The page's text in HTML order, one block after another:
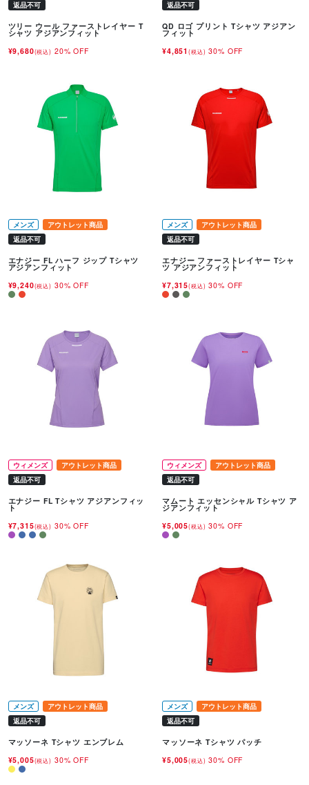
返品不可
ツリー ウール ファーストレイヤー T
シャツ アジアンフィット
¥9,680(税込) 20% OFF
返品不可
QD ロゴ プリント Tシャツ アジアン
フィット
¥4,851(税込) 30% OFF
メンズ
アウトレット商品
返品不可
エナジー FL ハーフ ジップ Tシャツ
アジアンフィット
¥9,240(税込) 30% OFF
メンズ
アウトレット商品
返品不可
エナジー ファーストレイヤー Tシャ
ツ アジアンフィット
¥7,315(税込) 30% OFF
ウィメンズ
アウトレット商品
返品不可
エナジー FL Tシャツ アジアンフィッ
ト
¥7,315(税込) 30% OFF
ウィメンズ
アウトレット商品
返品不可
マムート エッセンシャル Tシャツ ア
ジアンフィット
¥5,005(税込) 30% OFF
メンズ
アウトレット商品
返品不可
マッソーネ Tシャツ エンブレム
¥5,005(税込) 30% OFF
メンズ
アウトレット商品
返品不可
マッソーネ Tシャツ パッチ
¥5,005(税込) 30% OFF